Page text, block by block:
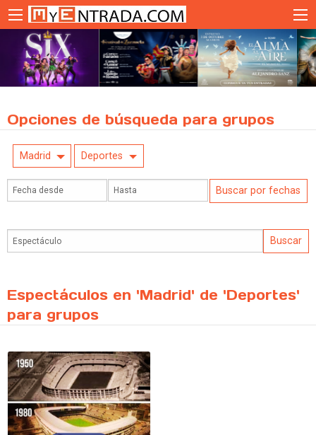
Opciones de búsqueda para grupos
Madrid Deportes
Espectáculos en 'Madrid' de 'Deportes'
para grupos